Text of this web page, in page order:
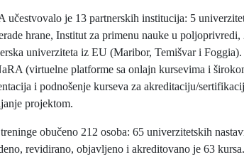
učestvovalo je 13 partnerskih institucija: 5
hrane, Institut za primenu nauke u
univerziteta iz EU (Maribor, Temišvar i
(virtuelne platforme sa onlajn kursevima i
i podnošenje kurseva za akreditaciju/
projektom.
obučeno 212 osoba: 65 univerzitetskih
revidirano, objavljeno i akreditovano je 63